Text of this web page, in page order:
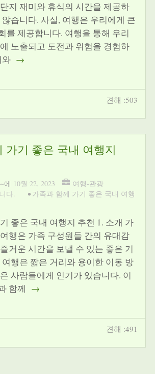
지 재미와 휴식의 시간을 제공하
습니다. 사실, 여행은 우리에게 큰
를 제공합니다. 여행을 통해 우리
노출되고 도전과 위험을 경험하
와 →
견해 :503
가기 좋은 국내 여행지
~에 10월 22, 2023
여행-관광
다.
• 가족과 함께 가기 좋은 국내 여행
좋은 국내 여행지 추천 1. 소개 가
행은 가족 구성원들 간의 유대감
거운 시간을 보낼 수 있는 좋은 기
행은 짧은 거리와 용이한 이동 방
사람들에게 인기가 있습니다. 이
함께 →
견해 :491